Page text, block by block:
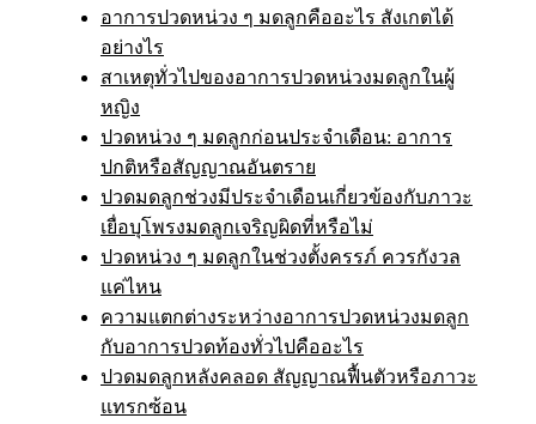
อาการปวดหน่วง ๆ มดลูกคืออะไร สังเกตได้
อย่างไร
สาเหตุทั่วไปของอาการปวดหน่วงมดลูกในผู้
หญิง
ปวดหน่วง ๆ มดลูกก่อนประจำเดือน: อาการ
ปกติหรือสัญญาณอันตราย
ปวดมดลูกช่วงมีประจำเดือนเกี่ยวข้องกับภาวะ
เยื่อบุโพรงมดลูกเจริญผิดที่หรือไม่
ปวดหน่วง ๆ มดลูกในช่วงตั้งครรภ์ ควรกังวล
แค่ไหน
ความแตกต่างระหว่างอาการปวดหน่วงมดลูก
กับอาการปวดท้องทั่วไปคืออะไร
ปวดมดลูกหลังคลอด สัญญาณฟื้นตัวหรือภาวะ
แทรกซ้อน